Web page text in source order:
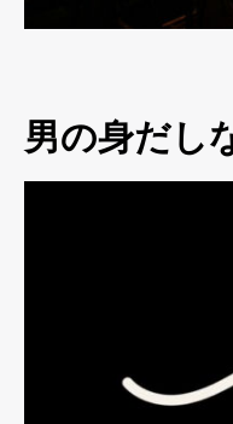
男の身だし